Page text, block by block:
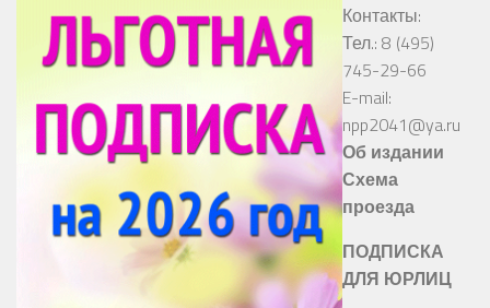
Контакты:
Тел.: 8 (495)
745-29-66
E-mail:
npp2041@ya.ru
Об издании
Схема
проезда
ПОДПИСКА
ДЛЯ ЮРЛИЦ